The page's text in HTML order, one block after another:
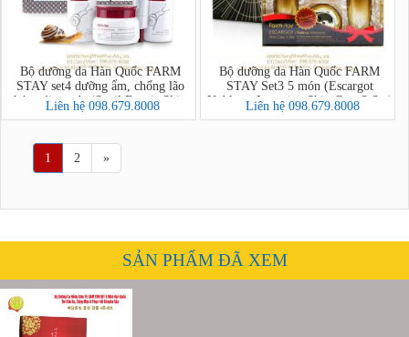
Bộ dưỡng da Hàn Quốc FARM
STAY set4 dưỡng ẩm, chống lão
hóa, tái tạo da (Snail Repair Skin
Care 4 Set)
Liên hệ 098.679.8008
Bộ dưỡng da Hàn Quốc FARM
STAY Set3 5 món (Escargot
Noblesse Intensive Skin Care 3 Set)
Liên hệ 098.679.8008
1 2 »
SẢN PHẨM ĐÃ XEM